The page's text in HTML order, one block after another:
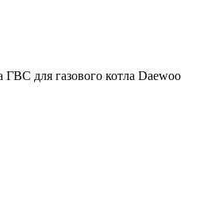
для газового котла Daewoo